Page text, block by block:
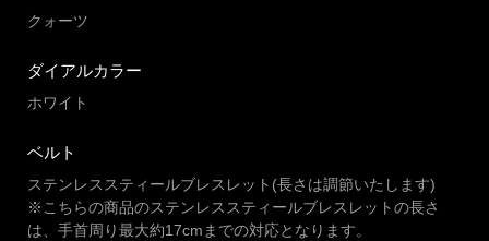
クォーツ
ダイアルカラー
ホワイト
ベルト
ステンレススティールブレスレット(長さは調節いたします)
※こちらの商品のステンレススティールブレスレットの長さ
は、手首周り最大約17cmまでの対応となります。